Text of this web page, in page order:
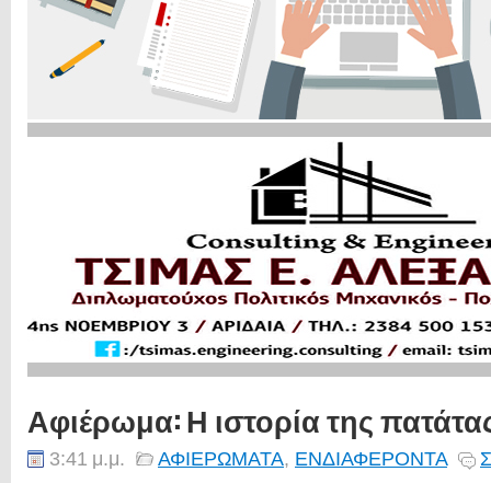
Αφιέρωμα: Η ιστορία της
3:41 μ.μ. ΑΦΙΕΡΩΜΑΤΑ, ΕΝΔΙΑΦΕΡΟΝΤΑ